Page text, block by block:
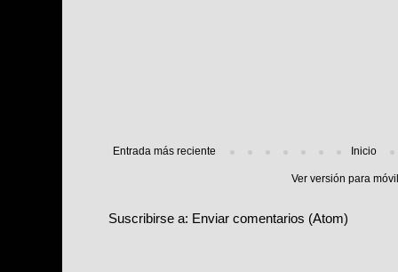
Entrada más reciente Inicio
Ver versión para
Suscribirse a: Enviar comentarios (Atom)